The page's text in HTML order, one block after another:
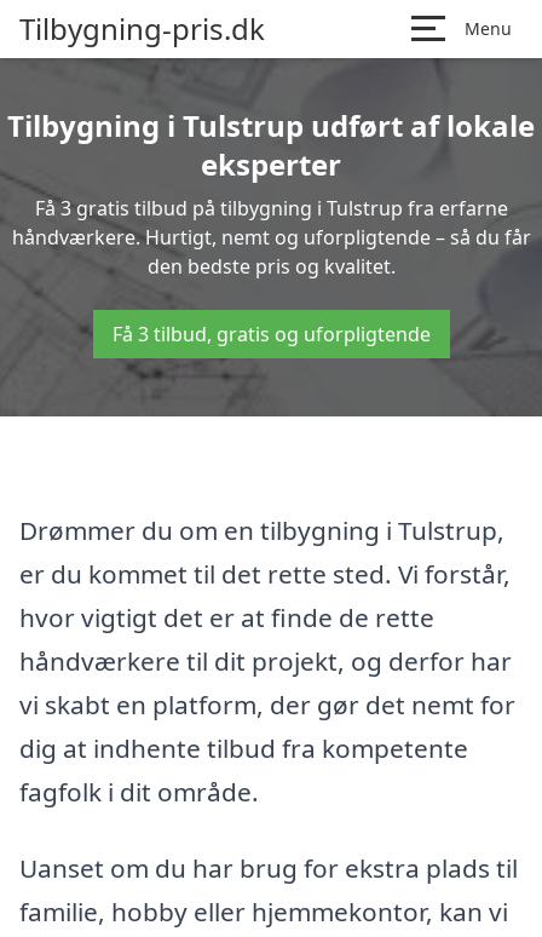
Tilbygning-pris.dk Menu
Tilbygning i Tulstrup udført af lokale
eksperter
Få 3 gratis tilbud på tilbygning i Tulstrup fra erfarne
håndværkere. Hurtigt, nemt og uforpligtende – så du får
den bedste pris og kvalitet.
Få 3 tilbud, gratis og uforpligtende
Drømmer du om en tilbygning i Tulstrup,
er du kommet til det rette sted. Vi forstår,
hvor vigtigt det er at finde de rette
håndværkere til dit projekt, og derfor har
vi skabt en platform, der gør det nemt for
dig at indhente tilbud fra kompetente
fagfolk i dit område.
Uanset om du har brug for ekstra plads til
familie, hobby eller hjemmekontor, kan vi